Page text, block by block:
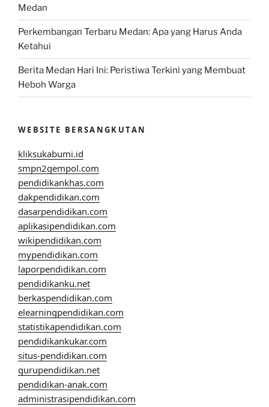
Medan
Perkembangan Terbaru Medan: Apa yang Harus Anda
Ketahui
Berita Medan Hari Ini: Peristiwa Terkini yang Membuat
Heboh Warga
WEBSITE BERSANGKUTAN
kliksukabumi.id
smpn2gempol.com
pendidikankhas.com
dakpendidikan.com
dasarpendidikan.com
aplikasipendidikan.com
wikipendidikan.com
mypendidikan.com
laporpendidikan.com
pendidikanku.net
berkaspendidikan.com
elearningpendidikan.com
statistikapendidikan.com
pendidikankukar.com
situs-pendidikan.com
gurupendidikan.net
pendidikan-anak.com
administrasipendidikan.com